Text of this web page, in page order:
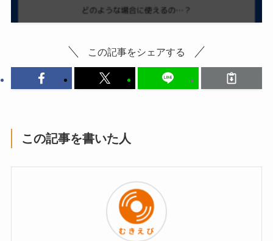
この記事をシェアする
この記事を書いた人